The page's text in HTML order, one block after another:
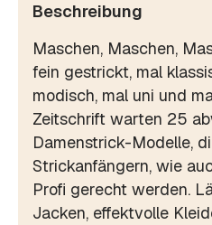
Beschreibung
Maschen, Maschen,
fein gestrickt, mal
modisch, mal uni und
Zeitschrift warten 25
Damenstrick-Modelle,
Strickanfängern, wie
Profi gerecht werden.
Jacken, effektvolle